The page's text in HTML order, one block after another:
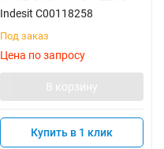
Indesit C00118258
Под заказ
Цена по запросу
В корзину
Купить в 1 клик